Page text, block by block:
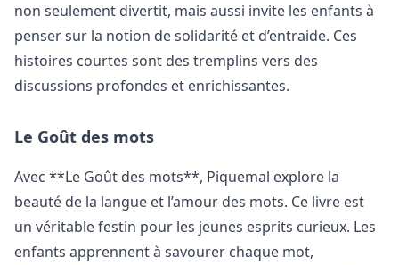
non seulement divertit, mais aussi invite les enfants à
penser sur la notion de solidarité et d’entraide. Ces
histoires courtes sont des tremplins vers des
discussions profondes et enrichissantes.
Le Goût des mots
Avec **Le Goût des mots**, Piquemal explore la
beauté de la langue et l’amour des mots. Ce livre est
un véritable festin pour les jeunes esprits curieux. Les
enfants apprennent à savourer chaque mot,